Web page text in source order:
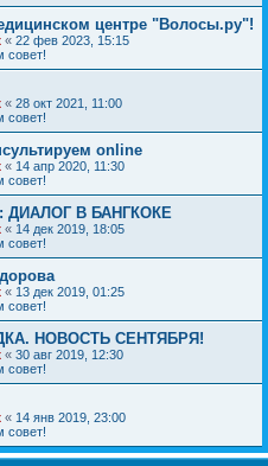
центре "Волосы.ру"!
« 22 фев 2023, 15:15
совет!
« 28 окт 2021, 11:00
совет!
online
« 14 апр 2020, 11:30
совет!
ДИАЛОГ В БАНГКОКЕ
« 14 дек 2019, 18:05
совет!
« 13 дек 2019, 01:25
совет!
НОВОСТЬ СЕНТЯБРЯ!
« 30 авг 2019, 12:30
совет!
« 14 янв 2019, 23:00
совет!